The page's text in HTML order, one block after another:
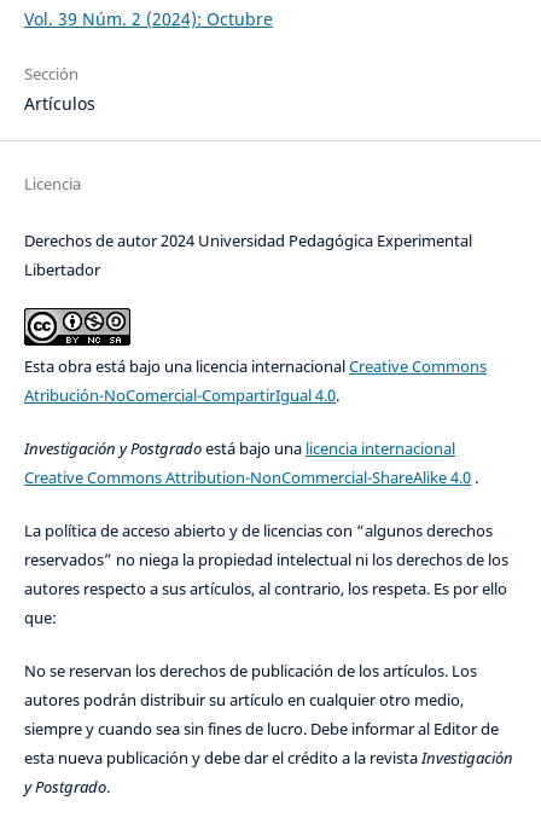
Vol. 39 Núm. 2 (2024): Octubre
Sección
Artículos
Licencia
Derechos de autor 2024 Universidad Pedagógica Experimental
Libertador
Esta obra está bajo una licencia internacionalCreative Commons
Atribución-NoComercial-CompartirIgual 4.0.
Investigación y Postgradoestá bajo una licencia internacional
Creative Commons Attribution-NonCommercial-ShareAlike 4.0.
La política de acceso abierto y de licencias con “algunos derechos
reservados” no niega la propiedad intelectual ni los derechos de los
autores respecto a sus artículos, al contrario, los respeta. Es por ello
que:
No se reservan los derechos de publicación de los artículos. Los
autores podrán distribuir su artículo en cualquier otro medio,
siempre y cuando sea sin fines de lucro. Debe informar al Editor de
esta nueva publicación y debe dar el crédito a la revistaInvestigación
y Postgrado.